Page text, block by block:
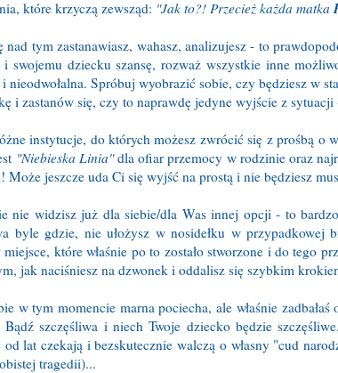
które krzyczą zewsząd: "Jak to?! Przecież każda matka
nad tym zastanawiasz, wahasz, analizujesz - to
swojemu dziecku szansę, rozważ wszystkie inne
nieodwołalna. Spróbuj wyobrazić sobie, czy będziesz w
i zastanów się, czy to naprawdę jedyne wyjście z
instytucje, do których możesz zwrócić się z prośbą o
"Niebieska Linia"dla ofiar przemocy w rodzinie oraz
Może jeszcze uda Ci się wyjść na prostą i nie będziesz
nie widzisz już dla siebie/dla Was innej opcji - to
byle gdzie, nie ułożysz w nosidełku w przypadkowej
które właśnie po to zostało stworzone i do tego
jak naciśniesz na dzwonek i oddalisz się szybkim
w tym momencie marna pociecha, ale właśnie
szczęśliwa i niech Twoje dziecko będzie
lat czekają i bezskutecznie walczą o własny "cud
tragedii)...